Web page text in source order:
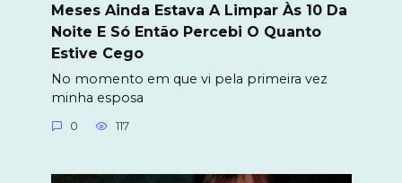
Meses Ainda Estava A Limpar Às 10 Da
Noite E Só Então Percebi O Quanto
Estive Cego
No momento em que vi pela primeira vez
minha esposa
0 117